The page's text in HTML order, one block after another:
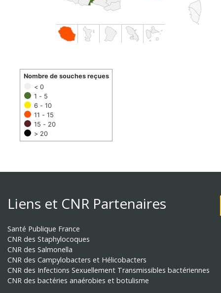
< 0
1 - 5
6 - 10
11 - 15
15 - 20
> 20
Nombre de souches reçues
Liens et CNR Partenaires
Santé Publique France
CNR des Staphylocoques
CNR des Salmonella
CNR des Campylobacters et Hélicobacters
CNR des Infections Sexuellement Transmissibles bactériennes
CNR des bactéries anaérobies et botulisme